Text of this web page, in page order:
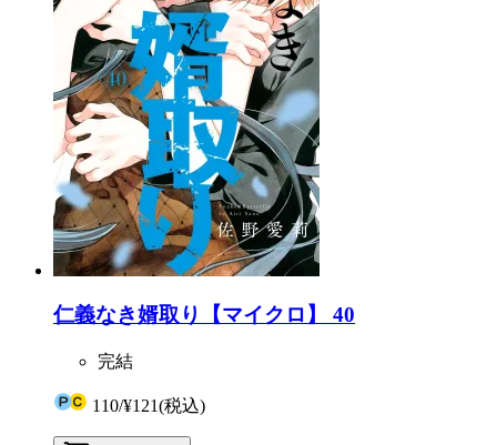
仁義なき婿取り【マイクロ】 40
完結
110/¥121(税込)